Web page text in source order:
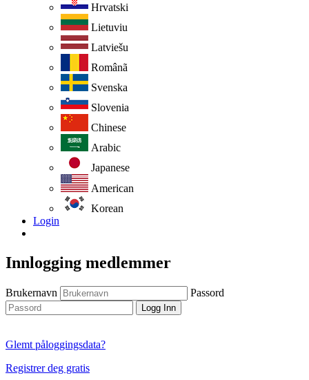
Hrvatski
Lietuviu
Latviešu
Românã
Svenska
Slovenia
Chinese
Arabic
Japanese
American
Korean
Login
Innlogging medlemmer
Brukernavn Passord
Logg Inn
Glemt påloggingsdata?
Registrer deg gratis